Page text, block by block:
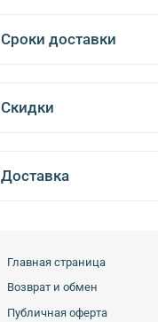
Сроки доставки
Скидки
Доставка
Главная страница
Возврат и обмен
Публичная оферта